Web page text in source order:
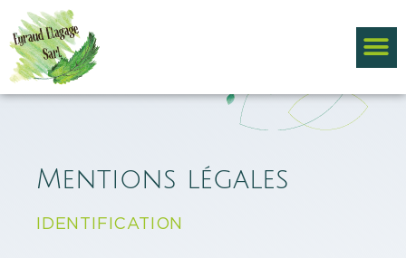
Mentions légales
IDENTIFICATION